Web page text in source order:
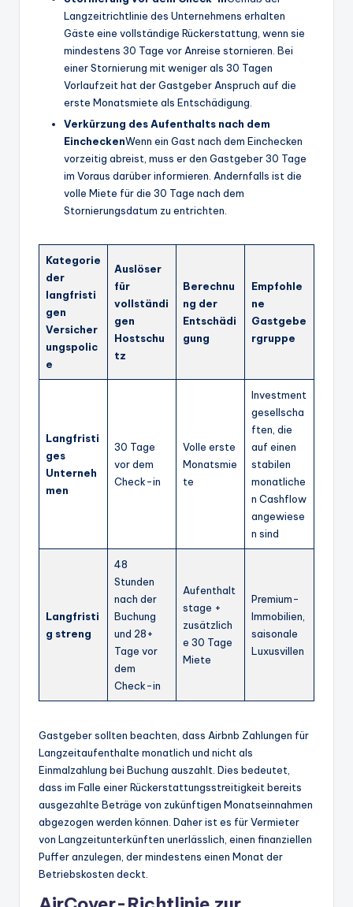
Langzeitrichtlinie des Unternehmens erhalten
Gäste eine vollständige Rückerstattung, wenn sie
mindestens 30 Tage vor Anreise stornieren. Bei
einer Stornierung mit weniger als 30 Tagen
Vorlaufzeit hat der Gastgeber Anspruch auf die
erste Monatsmiete als Entschädigung.
Verkürzung des Aufenthalts nach dem
EincheckenWenn ein Gast nach dem Einchecken
vorzeitig abreist, muss er den Gastgeber 30 Tage
im Voraus darüber informieren. Andernfalls ist die
volle Miete für die 30 Tage nach dem
Stornierungsdatum zu entrichten.
Kategorie
der
langfristi
gen
Versicher
ungspolic
e
Auslöser
für
vollständi
gen
Hostschu
tz
Berechnu
ng der
Entschädi
gung
Empfohle
ne
Gastgebe
rgruppe
Langfristi
ges
Unterneh
men
30 Tage
vor dem
Check-in
Volle erste
Monatsmie
te
Investment
gesellscha
ften, die
auf einen
stabilen
monatliche
n Cashflow
angewiese
n sind
Langfristi
g streng
48
Stunden
nach der
Buchung
und 28+
Tage vor
dem
Check-in
Aufenthalt
stage +
zusätzlich
e 30 Tage
Miete
Premium-
Immobilien,
saisonale
Luxusvillen
Gastgeber sollten beachten, dass Airbnb Zahlungen für
Langzeitaufenthalte monatlich und nicht als
Einmalzahlung bei Buchung auszahlt. Dies bedeutet,
dass im Falle einer Rückerstattungsstreitigkeit bereits
ausgezahlte Beträge von zukünftigen Monatseinnahmen
abgezogen werden können. Daher ist es für Vermieter
von Langzeitunterkünften unerlässlich, einen finanziellen
Puffer anzulegen, der mindestens einen Monat der
Betriebskosten deckt.